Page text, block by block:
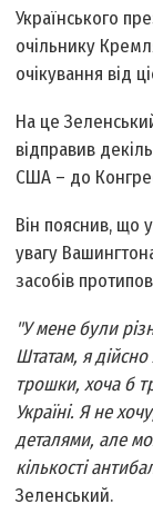
Українського
очільнику
очікування від
На це
відправив
США – до
Він пояснив, що
увагу
засобів
"У мене були
Штатам, я дійсно
трошки, хоча б
Україні. Я не
деталями, але
кількості
Зеленський.